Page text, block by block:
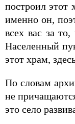
построил этот
именно он,
всех вас за
Населенный
этот храм,
По словам
не
это село